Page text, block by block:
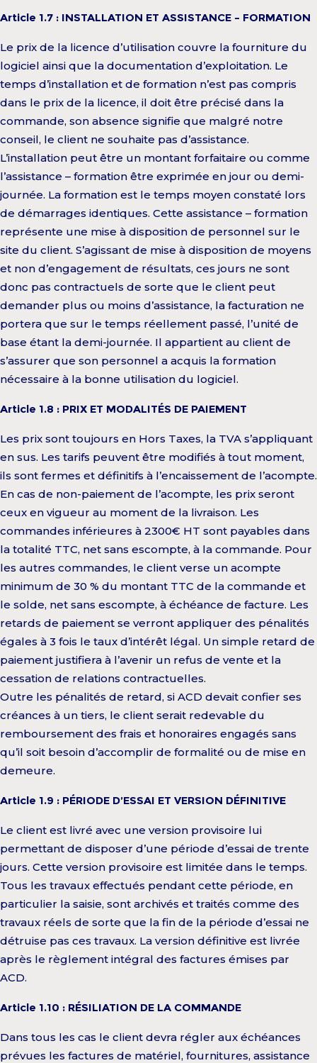
Article 1.7 : INSTALLATION ET ASSISTANCE – FORMATION
Le prix de la licence d’utilisation couvre la fourniture du
logiciel ainsi que la documentation d’exploitation. Le
temps d’installation et de formation n’est pas compris
dans le prix de la licence, il doit être précisé dans la
commande, son absence signifie que malgré notre
conseil, le client ne souhaite pas d’assistance.
L’installation peut être un montant forfaitaire ou comme
l’assistance – formation être exprimée en jour ou demi-
journée. La formation est le temps moyen constaté lors
de démarrages identiques. Cette assistance – formation
représente une mise à disposition de personnel sur le
site du client. S’agissant de mise à disposition de moyens
et non d’engagement de résultats, ces jours ne sont
donc pas contractuels de sorte que le client peut
demander plus ou moins d’assistance, la facturation ne
portera que sur le temps réellement passé, l’unité de
base étant la demi-journée. Il appartient au client de
s’assurer que son personnel a acquis la formation
nécessaire à la bonne utilisation du logiciel.
Article 1.8 : PRIX ET MODALITÉS DE PAIEMENT
Les prix sont toujours en Hors Taxes, la TVA s’appliquant
en sus. Les tarifs peuvent être modifiés à tout moment,
ils sont fermes et définitifs à l’encaissement de l’acompte.
En cas de non-paiement de l’acompte, les prix seront
ceux en vigueur au moment de la livraison. Les
commandes inférieures à 2300€ HT sont payables dans
la totalité TTC, net sans escompte, à la commande. Pour
les autres commandes, le client verse un acompte
minimum de 30 % du montant TTC de la commande et
le solde, net sans escompte, à échéance de facture. Les
retards de paiement se verront appliquer des pénalités
égales à 3 fois le taux d’intérêt légal. Un simple retard de
paiement justifiera à l’avenir un refus de vente et la
cessation de relations contractuelles.
Outre les pénalités de retard, si ACD devait confier ses
créances à un tiers, le client serait redevable du
remboursement des frais et honoraires engagés sans
qu’il soit besoin d’accomplir de formalité ou de mise en
demeure.
Article 1.9 : PÉRIODE D’ESSAI ET VERSION DÉFINITIVE
Le client est livré avec une version provisoire lui
permettant de disposer d’une période d’essai de trente
jours. Cette version provisoire est limitée dans le temps.
Tous les travaux effectués pendant cette période, en
particulier la saisie, sont archivés et traités comme des
travaux réels de sorte que la fin de la période d’essai ne
détruise pas ces travaux. La version définitive est livrée
après le règlement intégral des factures émises par
ACD.
Article 1.10 : RÉSILIATION DE LA COMMANDE
Dans tous les cas le client devra régler aux échéances
prévues les factures de matériel, fournitures, assistance